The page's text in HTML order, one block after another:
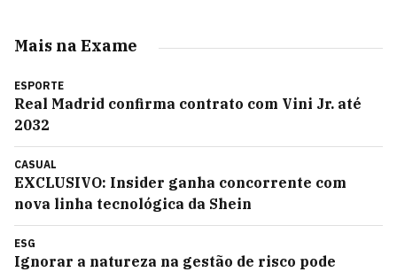
Mais na Exame
ESPORTE
Real Madrid confirma contrato com Vini Jr. até
2032
CASUAL
EXCLUSIVO: Insider ganha concorrente com
nova linha tecnológica da Shein
ESG
Ignorar a natureza na gestão de risco pode